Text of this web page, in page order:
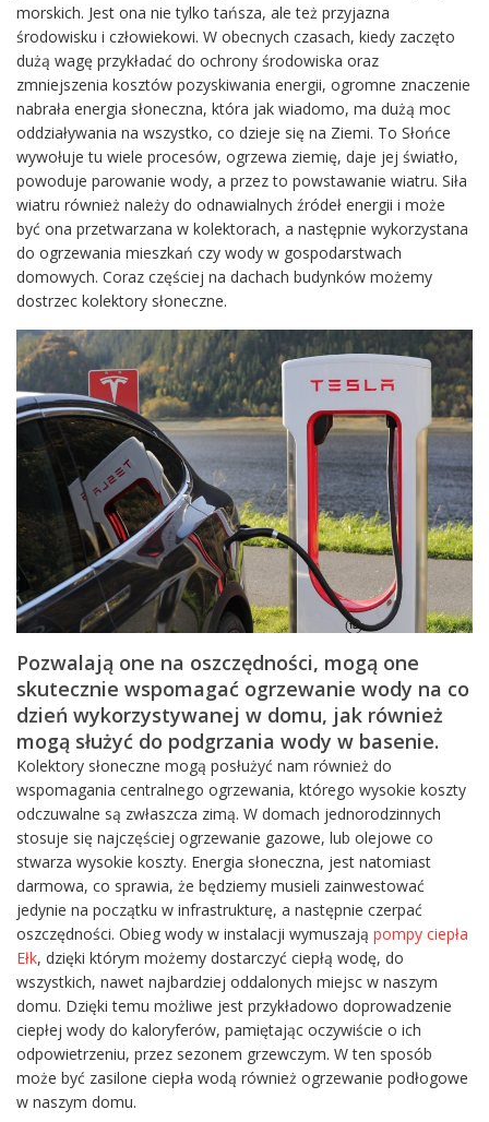
morskich. Jest ona nie tylko tańsza, ale też przyjazna
środowisku i człowiekowi. W obecnych czasach, kiedy zaczęto
dużą wagę przykładać do ochrony środowiska oraz
zmniejszenia kosztów pozyskiwania energii, ogromne znaczenie
nabrała energia słoneczna, która jak wiadomo, ma dużą moc
oddziaływania na wszystko, co dzieje się na Ziemi. To Słońce
wywołuje tu wiele procesów, ogrzewa ziemię, daje jej światło,
powoduje parowanie wody, a przez to powstawanie wiatru. Siła
wiatru również należy do odnawialnych źródeł energii i może
być ona przetwarzana w kolektorach, a następnie wykorzystana
do ogrzewania mieszkań czy wody w gospodarstwach
domowych. Coraz częściej na dachach budynków możemy
dostrzec kolektory słoneczne.
Pozwalają one na oszczędności, mogą one
skutecznie wspomagać ogrzewanie wody na co
dzień wykorzystywanej w domu, jak również
mogą służyć do podgrzania wody w basenie.
Kolektory słoneczne mogą posłużyć nam również do
wspomagania centralnego ogrzewania, którego wysokie koszty
odczuwalne są zwłaszcza zimą. W domach jednorodzinnych
stosuje się najczęściej ogrzewanie gazowe, lub olejowe co
stwarza wysokie koszty. Energia słoneczna, jest natomiast
darmowa, co sprawia, że będziemy musieli zainwestować
jedynie na początku w infrastrukturę, a następnie czerpać
oszczędności. Obieg wody w instalacji wymuszają pompy ciepła
Ełk, dzięki którym możemy dostarczyć ciepłą wodę, do
wszystkich, nawet najbardziej oddalonych miejsc w naszym
domu. Dzięki temu możliwe jest przykładowo doprowadzenie
ciepłej wody do kaloryferów, pamiętając oczywiście o ich
odpowietrzeniu, przez sezonem grzewczym. W ten sposób
może być zasilone ciepła wodą również ogrzewanie podłogowe
w naszym domu.